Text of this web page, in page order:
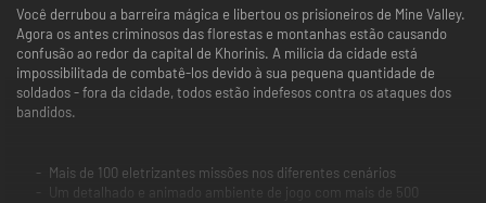
Você derrubou a barreira mágica e libertou os prisioneiros de Mine Valley.
Agora os antes criminosos das florestas e montanhas estão causando
confusão ao redor da capital de Khorinis. A milícia da cidade está
impossibilitada de combatê-los devido à sua pequena quantidade de
soldados - fora da cidade, todos estão indefesos contra os ataques dos
bandidos.
Mais de 100 eletrizantes missões nos diferentes cenários
Um detalhado e animado ambiente de jogo com mais de 500